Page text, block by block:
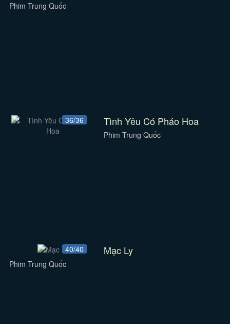
Phim Trung Quốc
36/36 Tình Yêu Có Pháo Hoa
Phim Trung Quốc
40/40 Mạc Ly
Phim Trung Quốc